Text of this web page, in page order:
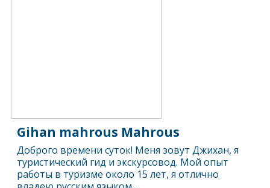
Gihan mahrous Mahrous
Доброго времени суток! Меня зовут Джихан, я
туристический гид и экскурсовод. Мой опыт
работы в туризме около 15 лет, я отлично